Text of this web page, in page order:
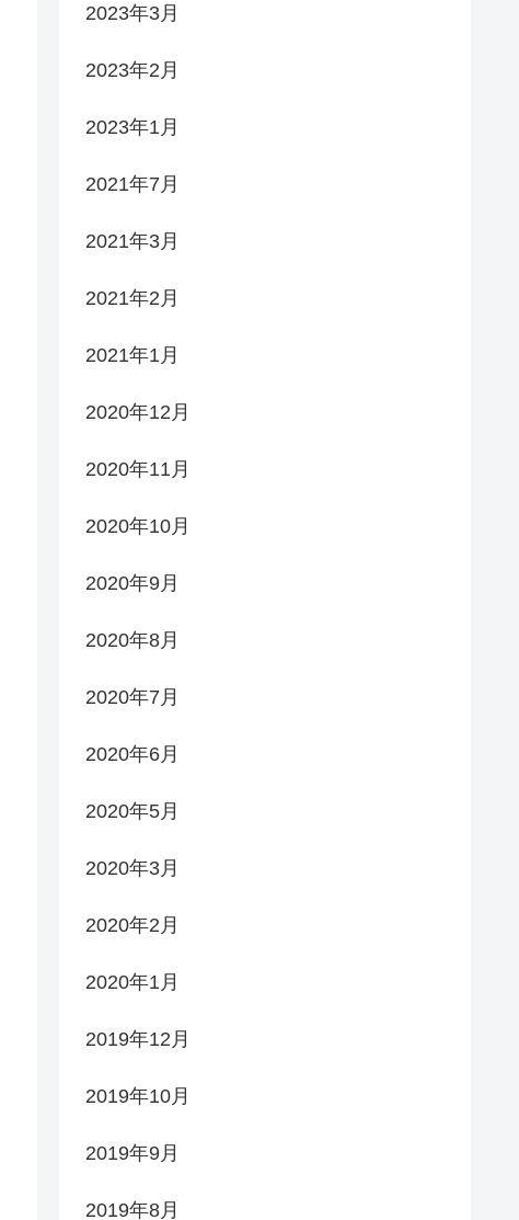
2023年3月
2023年2月
2023年1月
2021年7月
2021年3月
2021年2月
2021年1月
2020年12月
2020年11月
2020年10月
2020年9月
2020年8月
2020年7月
2020年6月
2020年5月
2020年3月
2020年2月
2020年1月
2019年12月
2019年10月
2019年9月
2019年8月